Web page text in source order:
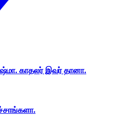
காதலர் இவர் தானா.